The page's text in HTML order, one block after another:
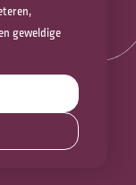
geweldige